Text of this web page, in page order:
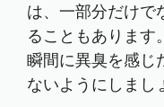
は、一部分だけで
ることもあります
瞬間に異臭を感じ
ないようにしまし